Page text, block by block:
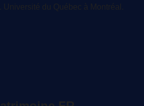
Université du Québec à Montréal.